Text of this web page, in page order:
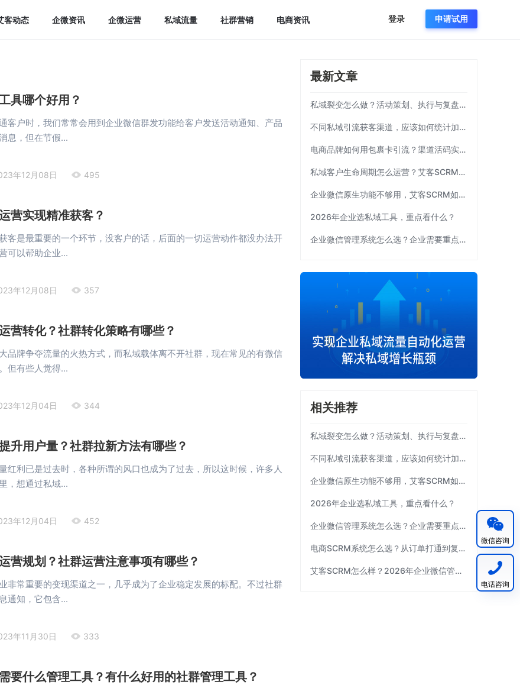
客动态 企微资讯 企微运营 私域流量 社群营销 电商资讯 登录 申请试用
具哪个好用？
客户时，我们常常会用到企业微信群发功能给客户发送活动通知、产品
息，但在节假...
年12月08日 495
营实现精准获客？
客是最重要的一个环节，没客户的话，后面的一切运营动作都没办法开
可以帮助企业...
年12月08日 357
营转化？社群转化策略有哪些？
品牌争夺流量的火热方式，而私域载体离不开社群，现在常见的有微信
但有些人觉得...
年12月04日 344
升用户量？社群拉新方法有哪些？
红利已是过去时，各种所谓的风口也成为了过去，所以这时候，许多人
，想通过私域...
年12月04日 452
营规划？社群运营注意事项有哪些？
非常重要的变现渠道之一，几乎成为了企业稳定发展的标配。不过社群
通知，它包含...
年11月30日 333
要什么管理工具？有什么好用的社群管理工具？
最新文章
私域裂变怎么做？活动策划、执行与复盘完整流程
不同私域引流获客渠道，应该如何统计加粉效果？
电商品牌如何用包裹卡引流？渠道活码实操方案|艾客SCRM
私域客户生命周期怎么运营？艾客SCRM实操模板
企业微信原生功能不够用，艾客SCRM如何补齐运营链路？
2026年企业选私域工具，重点看什么？
企业微信管理系统怎么选？企业需要重点考察这7项能力|艾客SCRM
相关推荐
私域裂变怎么做？活动策划、执行与复盘完整流程
不同私域引流获客渠道，应该如何统计加粉效果？
企业微信原生功能不够用，艾客SCRM如何补齐运营链路？
2026年企业选私域工具，重点看什么？
企业微信管理系统怎么选？企业需要重点考察这7项能力|艾客SCRM
电商SCRM系统怎么选？从订单打通到复购运营 | 艾客SCRM
艾客SCRM怎么样？2026年企业微信管理工具选型指南
微信咨询
电话咨询